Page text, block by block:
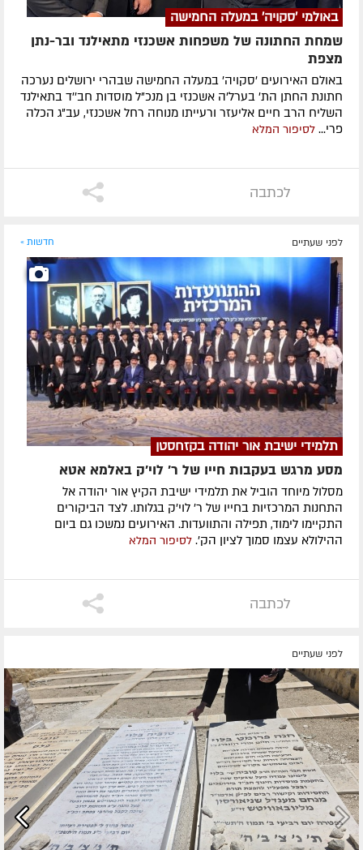
באולמי 'סקויה' במעלה החמישה
שמחת החתונה של משפחות אשכנזי מתאילנד ובר-נתן
מצפת
באולם האירועים 'סקויה' במעלה החמישה שבהרי ירושלים נערכה
חתונת החתן הת' בערל'ה אשכנזי בן מנכ"ל מוסדות חב''ד בתאילנד
השליח הרב חיים אליעזר ורעייתו מנוחה רחל אשכנזי, עב"ג הכלה
פרי... לסיפור המלא
לכתבה
לפני שעתיים חדשות »
תלמידי ישיבת אור יהודה בקזחסטן
מסע מרגש בעקבות חייו של ר' לוי'ק באלמא אטא
מסלול מיוחד הוביל את תלמידי ישיבת הקיץ אור יהודה אל
התחנות המרכזיות בחייו של ר' לוי'ק בגלותו. לצד הביקורים
התקיימו לימוד, תפילה והתוועדות. האירועים נמשכו גם ביום
ההילולא עצמו סמוך לציון הק'. לסיפור המלא
לכתבה
לפני שעתיים